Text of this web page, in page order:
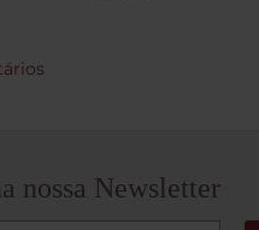
nossa Newsletter